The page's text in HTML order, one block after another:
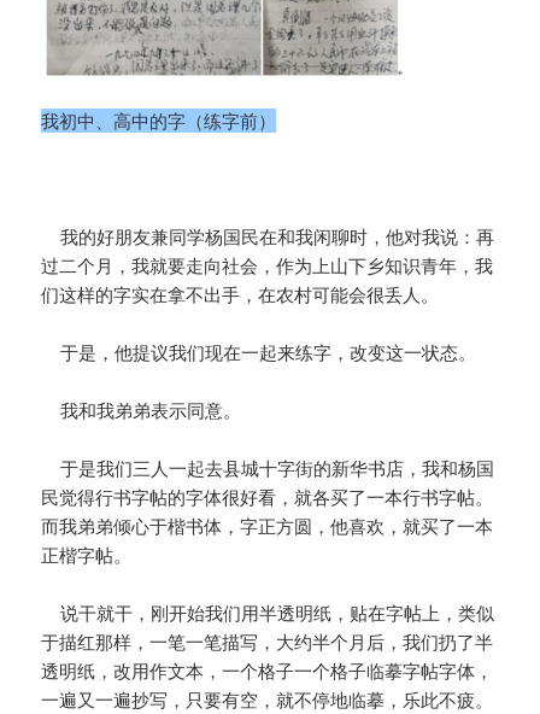
我初中、高中的字（练字前）
我的好朋友兼同学杨国民在和我闲聊时，他对我说：再
过二个月，我就要走向社会，作为上山下乡知识青年，我
们这样的字实在拿不出手，在农村可能会很丢人。
于是，他提议我们现在一起来练字，改变这一状态。
我和我弟弟表示同意。
于是我们三人一起去县城十字街的新华书店，我和杨国
民觉得行书字帖的字体很好看，就各买了一本行书字帖。
而我弟弟倾心于楷书体，字正方圆，他喜欢，就买了一本
正楷字帖。
说干就干，刚开始我们用半透明纸，贴在字帖上，类似
于描红那样，一笔一笔描写，大约半个月后，我们扔了半
透明纸，改用作文本，一个格子一个格子临摹字帖字体，
一遍又一遍抄写，只要有空，就不停地临摹，乐此不疲。